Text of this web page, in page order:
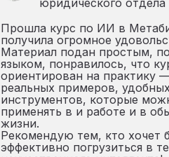
юридического отдела
Прошла курс по ИИ в
получила огромное
Материал подан простым,
языком, понравилось, что
ориентирован на практику
реальных примеров,
инструментов, которые
применять в и работе и в
жизни.
Рекомендую тем, кто хочет
эффективно погрузиться в